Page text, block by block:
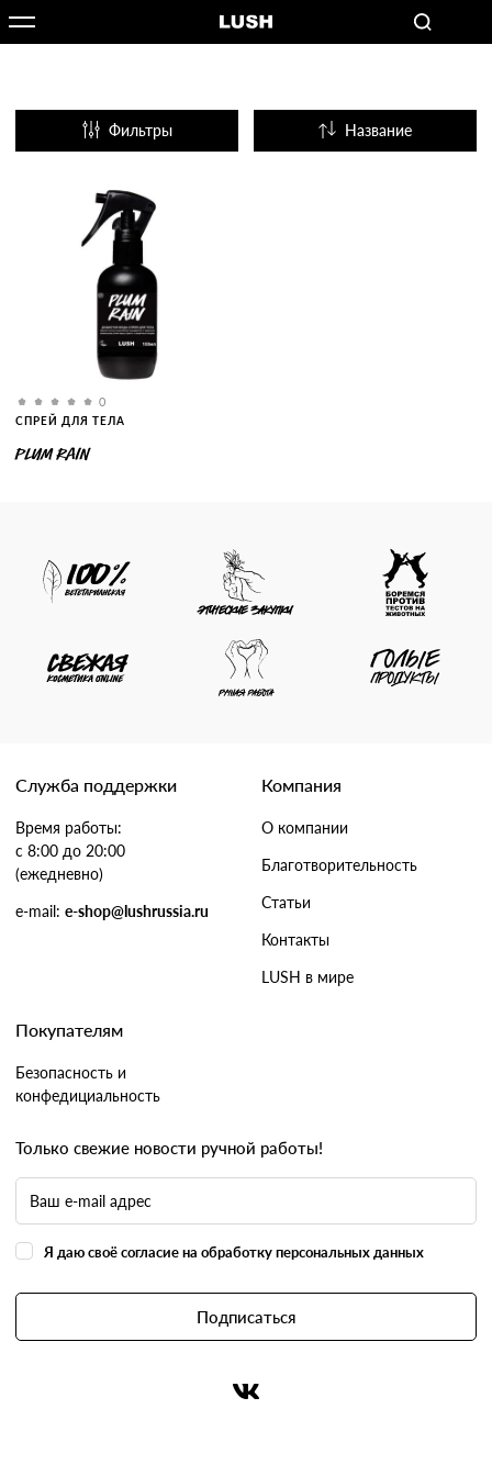
Фильтры Название
0
СПРЕЙ ДЛЯ ТЕЛА
PLUM RAIN
Служба поддержки
Время работы:
с 8:00 до 20:00
(ежедневно)
e-mail: e-shop@lushrussia.ru
Компания
О компании
Благотворительность
Статьи
Контакты
LUSH в мире
Покупателям
Безопасность и
конфедициальность
Только свежие новости ручной работы!
Я даю своё согласие на обработку персональных данных
Подписаться